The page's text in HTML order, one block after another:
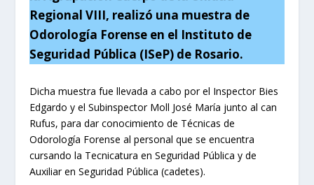
Regional VIII, realizó una muestra de
Odorología Forense en el Instituto de
Seguridad Pública (ISeP) de Rosario.
Dicha muestra fue llevada a cabo por el Inspector Bies
Edgardo y el Subinspector Moll José María junto al can
Rufus, para dar conocimiento de Técnicas de
Odorología Forense al personal que se encuentra
cursando la Tecnicatura en Seguridad Pública y de
Auxiliar en Seguridad Pública (cadetes).